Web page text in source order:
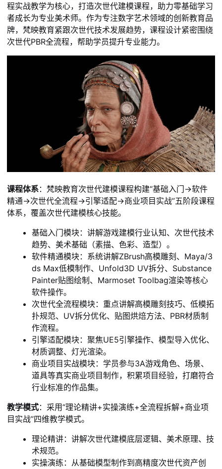
程实战教学为核心，打造次世代建模课程，助力零基础学习
者成长为专业美术师。作为专注数字艺术领域的创新教育品
牌，梵映教育紧跟次世代技术发展趋势，课程设计紧密围绕
次世代PBR全流程，帮助学员提升专业能力。
课程体系：梵映教育次世代建模课程构建“基础入门→软件
精通→次世代全流程→引擎适配→商业项目实战”五阶段课程
体系，覆盖次世代建模核心技能。
基础入门模块：讲解游戏建模行业认知、次世代技术
趋势、美术基础（素描、色彩、造型）。
软件精通模块：系统讲解ZBrush高模雕刻、Maya/3
ds Max低模制作、Unfold3D UV拆分、Substance
Painter贴图绘制、Marmoset Toolbag渲染等核心
软件操作。
次世代全流程模块：重点讲解高模雕刻技巧、低模拓
扑规范、UV拆分优化、贴图烘焙方法、PBR材质制
作流程。
引擎适配模块：聚焦UE5引擎操作、模型导入优化、
材质调整、灯光渲染。
商业项目实战模块：学员参与3A游戏角色、场景、
道具等真实商业项目制作，积累项目经验，打磨符合
行业标准的作品集。
教学模式：采用“理论精讲+实操演练+全流程拆解+商业项
目实战”四维教学模式。
理论精讲：讲解次世代建模底层逻辑、美术原理、技
术规范。
实操演练：从基础模型制作到高精度次世代资产创